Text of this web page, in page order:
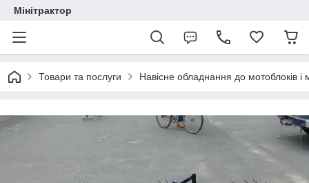
Мінітрактор
Товари та послуги Навісне обладнання до мотоблоків